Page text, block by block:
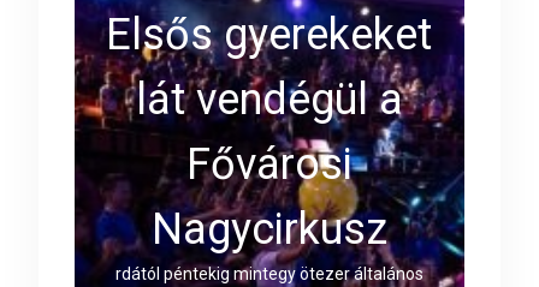
Elsős gyerekeket
lát vendégül a
Fővárosi
Nagycirkusz
rdától péntekig mintegy ötezer általános